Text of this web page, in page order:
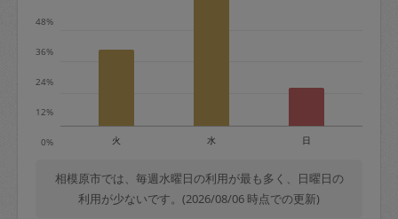
金曜日9時～土曜日8時まで＝依頼金額の
＋交通費全額
依頼者不在による当日キャンセル＝依頼
金額の100%＋交通費全額
0%
12%
24%
36%
48%
火 水 日
相模原市では、毎週水曜日の利用が最も多く、日曜日の
利用が少ないです。(2026/08/06 時点での更新)